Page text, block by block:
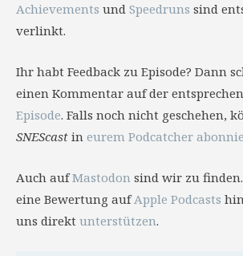
Achievements und Speedruns sind
verlinkt.
Ihr habt Feedback zu Episode? Dann
einen Kommentar auf der
Episode. Falls noch nicht geschehen,
SNEScast in eurem Podcatcher
Auch aufMastodon sind wir zu
eine Bewertung aufApple Podcasts
uns direkt unterstützen.